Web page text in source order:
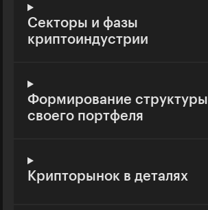
Секторы и фазы
криптоиндустрии
Формирование структуры
своего портфеля
Крипторынок в деталях